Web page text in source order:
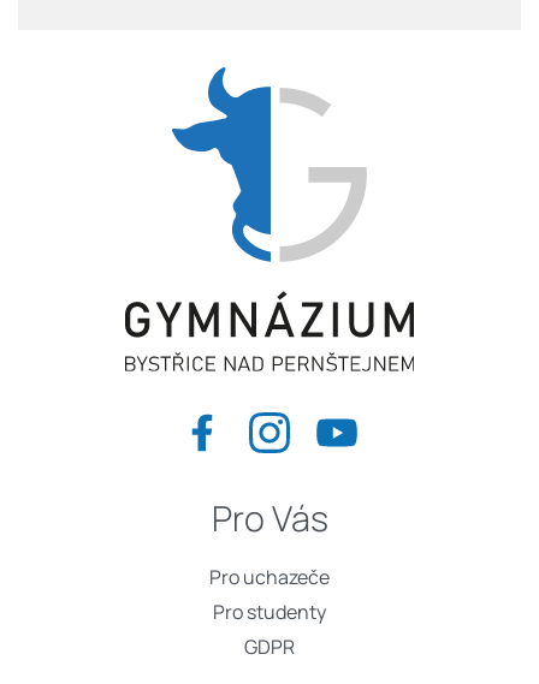
Pro Vás
Pro uchazeče
Pro studenty
GDPR